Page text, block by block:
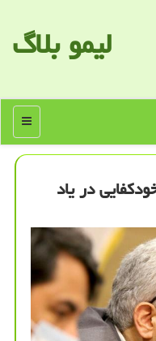
لیمو بلاگ
منو
در یاد